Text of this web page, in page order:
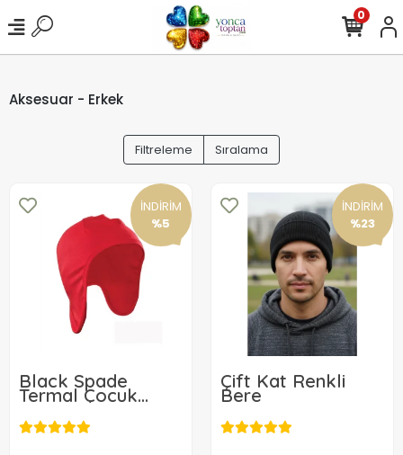
0
Aksesuar - Erkek
Filtreleme Sıralama
İNDİRİM
%5
Black Spade
Termal Çocuk
Bere 9283
7,92 USD
İNDİRİM
%23
Çift Kat Renkli
Bere
2,00 USD